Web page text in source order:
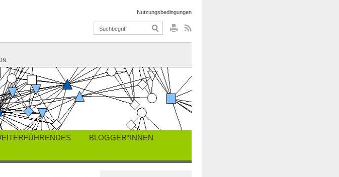
Nutzungsbedingungen
BLOGGER*INNEN